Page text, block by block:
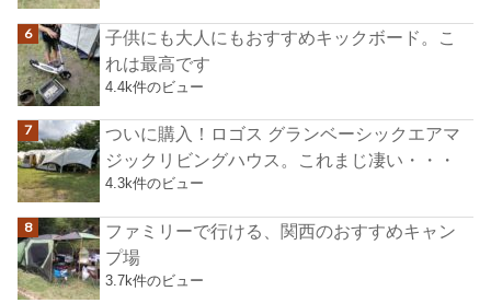
子供にも大人にもおすすめキックボード。こ
れは最高です
4.4k件のビュー
ついに購入！ロゴス グランベーシックエアマ
ジックリビングハウス。これまじ凄い・・・
4.3k件のビュー
ファミリーで行ける、関西のおすすめキャン
プ場
3.7k件のビュー